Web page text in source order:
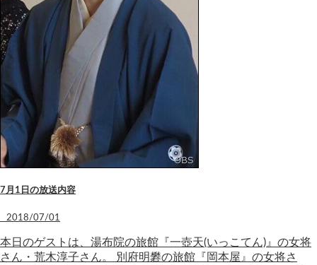
7月1日の放送内容
2018/07/01
本日のゲストは、湯布院の旅館『一壺天(いっこてん)』の女将
さん・荒木淳子さん。 別府明礬の旅館『岡本屋』の女将さ